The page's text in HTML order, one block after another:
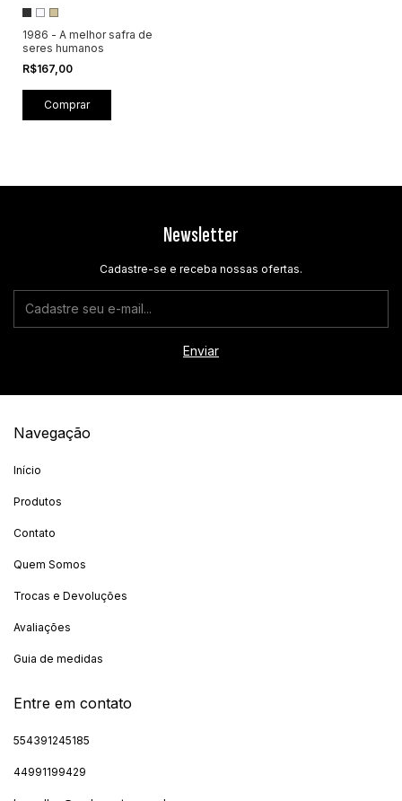
1986 - A melhor safra de
seres humanos
R$167,00
Comprar
Newsletter
Cadastre-se e receba nossas ofertas.
Navegação
Início
Produtos
Contato
Quem Somos
Trocas e Devoluções
Avaliações
Guia de medidas
Entre em contato
554391245185
44991199429